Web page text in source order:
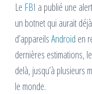
Le FBI a publié une
un botnet qui aurait
d’appareilsAndroid en
dernières estimations,
delà, jusqu’à plusieurs
le monde.